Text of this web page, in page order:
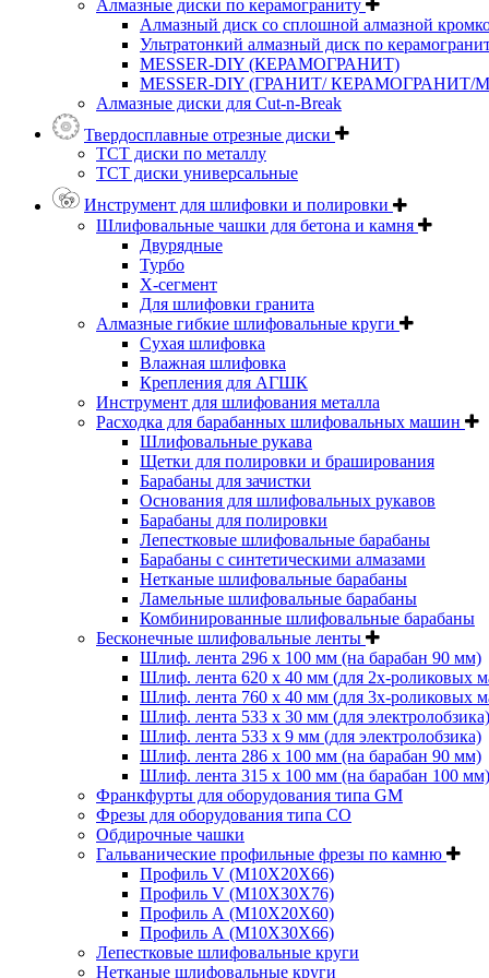
Алмазные диски по керамограниту
Алмазный диск со сплошной алмазной
Ультратонкий алмазный диск по
MESSER-DIY (КЕРАМОГРАНИТ)
MESSER-DIY (ГРАНИТ/ КЕРАМОГРАНИТ/
Алмазные диски для Cut-n-Break
Твердосплавные отрезные диски
ТСТ диски по металлу
ТСТ диски универсальные
Инструмент для шлифовки и полировки
Шлифовальные чашки для бетона и камня
Двурядные
Турбо
Х-сегмент
Для шлифовки гранита
Алмазные гибкие шлифовальные круги
Cухая шлифовка
Влажная шлифовка
Крепления для АГШК
Инструмент для шлифования металла
Расходка для барабанных шлифовальных машин
Шлифовальные рукава
Щетки для полировки и браширования
Барабаны для зачистки
Основания для шлифовальных рукавов
Барабаны для полировки
Лепестковые шлифовальные барабаны
Барабаны с синтетическими алмазами
Нетканые шлифовальные барабаны
Ламельные шлифовальные барабаны
Комбинированные шлифовальные барабаны
Бесконечные шлифовальные ленты
Шлиф. лента 296 х 100 мм (на барабан 90 мм)
Шлиф. лента 620 х 40 мм (для 2х-роликовых
Шлиф. лента 760 х 40 мм (для 3х-роликовых
Шлиф. лента 533 х 30 мм (для электролобзика)
Шлиф. лента 533 х 9 мм (для электролобзика)
Шлиф. лента 286 х 100 мм (на барабан 90 мм)
Шлиф. лента 315 х 100 мм (на барабан 100 мм)
Франкфурты для оборудования типа GM
Фрезы для оборудования типа СО
Обдирочные чашки
Гальванические профильные фрезы по камню
Профиль V (M10X20X66)
Профиль V (M10X30X76)
Профиль А (М10Х20Х60)
Профиль А (М10Х30Х66)
Лепестковые шлифовальные круги
Нетканые шлифовальные круги